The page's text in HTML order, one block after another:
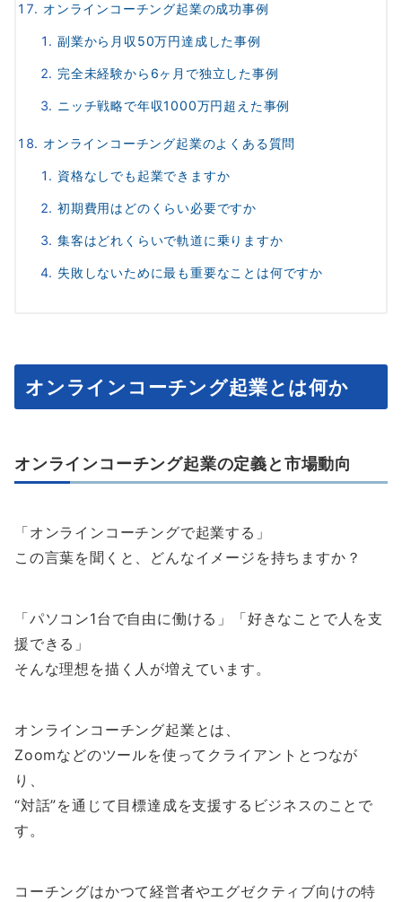
オンラインコーチング起業の成功事例
副業から月収50万円達成した事例
完全未経験から6ヶ月で独立した事例
ニッチ戦略で年収1000万円超えた事例
オンラインコーチング起業のよくある質問
資格なしでも起業できますか
初期費用はどのくらい必要ですか
集客はどれくらいで軌道に乗りますか
失敗しないために最も重要なことは何ですか
オンラインコーチング起業とは何か
オンラインコーチング起業の定義と市場動向
「オンラインコーチングで起業する」
この言葉を聞くと、どんなイメージを持ちますか？
「パソコン1台で自由に働ける」「好きなことで人を支
援できる」
そんな理想を描く人が増えています。
オンラインコーチング起業とは、
Zoomなどのツールを使ってクライアントとつなが
り、
“対話”を通じて目標達成を支援するビジネスのことで
す。
コーチングはかつて経営者やエグゼクティブ向けの特